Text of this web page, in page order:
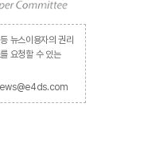
뉴스이용자의 권리
요청할 수 있는